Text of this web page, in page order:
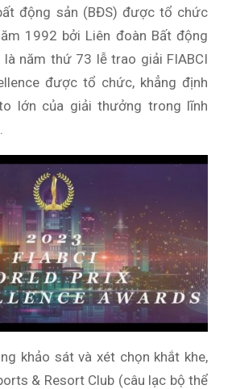
động sản (BĐS) được tổ chức
1992 bởi Liên đoàn Bất động
năm thứ 73 lễ trao giải FIABCI
được tổ chức, khẳng định
lớn của giải thưởng trong lĩnh
khảo sát và xét chọn khắt khe,
& Resort Club (câu lạc bộ thể